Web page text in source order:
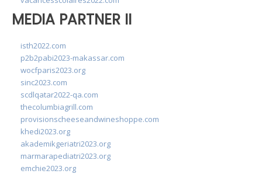
MEDIA PARTNER II
isth2022.com
p2b2pabi2023-makassar.com
wocfparis2023.org
sinc2023.com
scdlqatar2022-qa.com
thecolumbiagrill.com
provisionscheeseandwineshoppe.com
khedi2023.org
akademikgeriatri2023.org
marmarapediatri2023.org
emchie2023.org